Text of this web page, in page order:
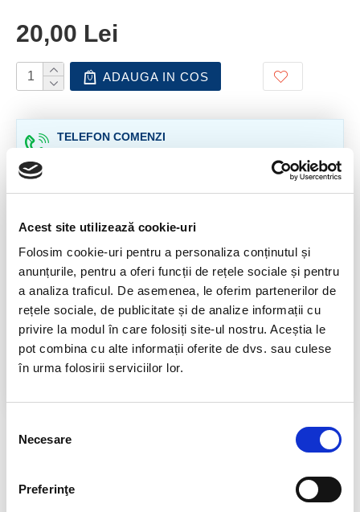
Acest site utilizează cookie-uri
Folosim cookie-uri pentru a personaliza conținutul și
anunțurile, pentru a oferi funcții de rețele sociale și pentru
a analiza traficul. De asemenea, le oferim partenerilor de
rețele sociale, de publicitate și de analize informații cu
privire la modul în care folosiți site-ul nostru. Aceștia le
pot combina cu alte informații oferite de dvs. sau culese
în urma folosirii serviciilor lor.
consimțământului
Necesare
Preferinţe
20,00 Lei
ADAUGA IN COS
TELEFON COMENZI
la comenzi de peste 239 lei
CALITATE PRODUSE
atent selectionate
RETURNARE PRODUSE
in 14 zile si banii inapoi
pentru toate produsele
DESCRIERE PRODUS